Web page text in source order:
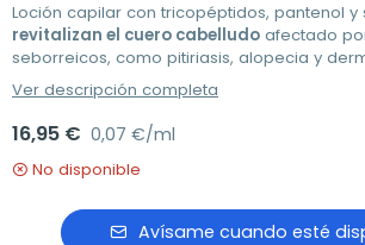
Loción capilar con tricopéptidos, pantenol
revitalizan el cuero cabelludo afectado
seborreicos, como pitiriasis, alopecia y
Ver descripción completa
16,95 € 0,07 €/ml
No disponible
Avísame cuando esté